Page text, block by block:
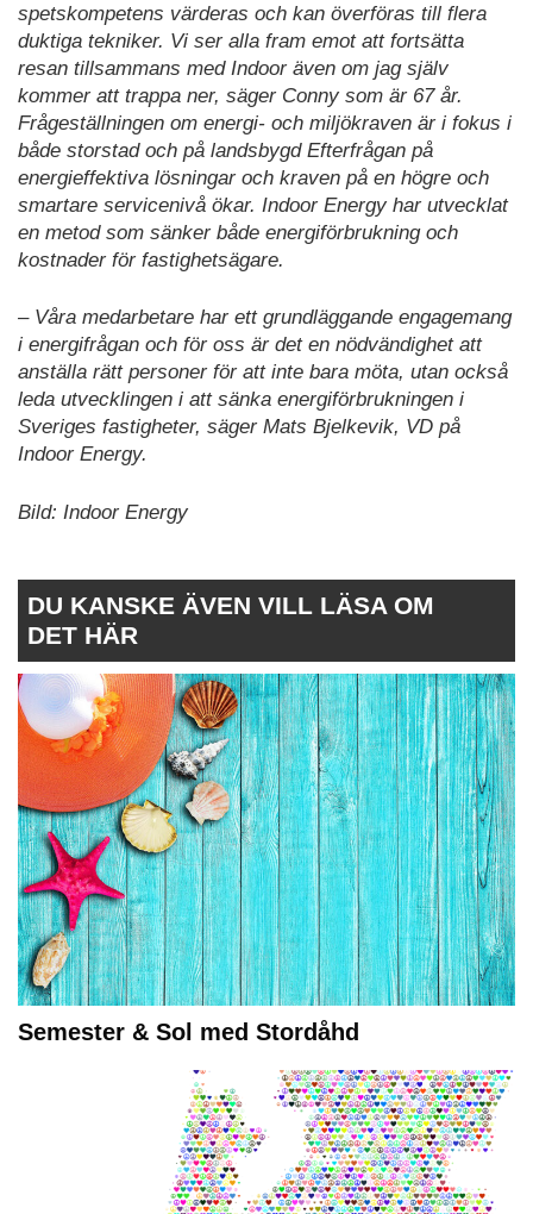
spetskompetens värderas och kan överföras till flera
duktiga tekniker. Vi ser alla fram emot att fortsätta
resan tillsammans med Indoor även om jag själv
kommer att trappa ner, säger Conny som är 67 år.
Frågeställningen om energi- och miljökraven är i fokus i
både storstad och på landsbygd Efterfrågan på
energieffektiva lösningar och kraven på en högre och
smartare servicenivå ökar. Indoor Energy har utvecklat
en metod som sänker både energiförbrukning och
kostnader för fastighetsägare.
– Våra medarbetare har ett grundläggande engagemang
i energifrågan och för oss är det en nödvändighet att
anställa rätt personer för att inte bara möta, utan också
leda utvecklingen i att sänka energiförbrukningen i
Sveriges fastigheter, säger Mats Bjelkevik, VD på
Indoor Energy.
Bild: Indoor Energy
DU KANSKE ÄVEN VILL LÄSA OM
DET HÄR
Semester & Sol med Stordåhd